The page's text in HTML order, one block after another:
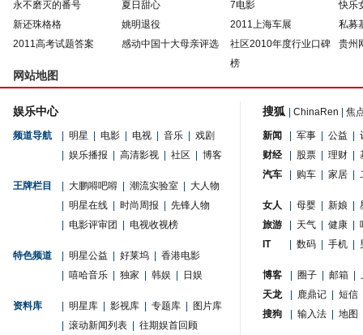
永不磨灭的番号 夏日甜心 7电影
快乐
新还珠格格
姚明退役 2011上海车展
私募
2011高考试题答案
感动中国十大母亲评选
社区2010年度行业口碑
榜
贵州
网站地图
娱乐中心
频道导航 明星 电影 电视 音乐
戏剧
娱乐播报 高清影视 社区 博客
王牌栏目 大鹏嘚吧嘚 潮流实验室
大人物
明星在线 时尚周报
先锋人物
电影评审团 电视收视榜
特色频道 明星公益 好莱坞
香港电影
嘻哈音乐 独家 韩娱 日娱
资料库 明星库 影视库 专题库
图片库
滚动新闻列表 往期娱首回顾
搜狐 ChinaRen 焦
新闻 军事 公益
财经
股票 理财
汽车
购车 家居
女人 母婴 新娘
旅游
天气 健康
IT
数码 手机
博客 圈子 邮箱
天龙
鹿鼎记
短信
搜狗
输入法 地图